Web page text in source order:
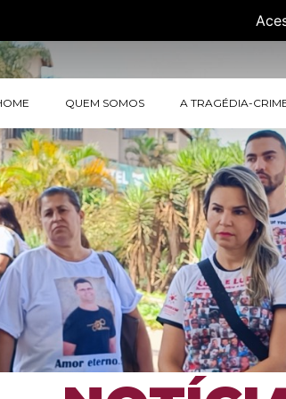
QUEM SOMOS A TRAGÉDIA-